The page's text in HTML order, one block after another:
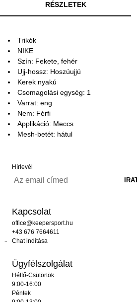
RÉSZLETEK
Trikók
NIKE
Szín: Fekete, fehér
Ujj-hossz: Hoszúujjú
Kerek nyakú
Csomagolási egység: 1
Varrat: eng
Nem: Férfi
Applikáció: Meccs
Mesh-betét: hátul
Hírlevél
Kapcsolat
office@keepersport.hu
+43 676 7664611
Chat indítása
Ügyfélszolgálat
Hétfő-Csütörtök
9:00-16:00
Péntek